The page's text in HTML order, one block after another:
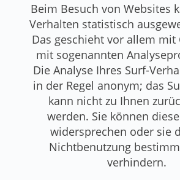
Beim Besuch von Websites
Verhalten statistisch
Das geschieht vor allem mit
mit sogenannten
Die Analyse Ihres Surf-
in der Regel anonym; das
kann nicht zu Ihnen
werden. Sie können
widersprechen oder sie
Nichtbenutzung
verhindern.